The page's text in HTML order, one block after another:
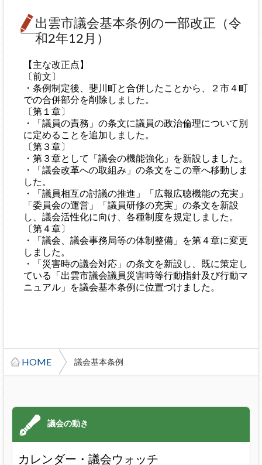
出雲市議会基本条例の一部改正（令
和2年12月）
【主な改正点】
〔前文〕
・条例制定後、斐川町と合併したことから、２市４町
での合併部分を削除しました。
〔第１章〕
・「議員の責務」の条文に議員の政治倫理について別
に定めることを追加しました。
〔第３章〕
・第３章として「議会の機能強化」を新設しました。
・「議会改革への取組み」の条文をこの章へ移動しま
した。
・「議員相互の討議の推進」「広報広聴機能の充実」
「委員会の運営」「議員研修の充実」の条文を新設
し、議会活性化に向け、各種制度を規定しました。
〔第４章〕
・「議会、議会事務局等の体制整備」を第４章に変更
しました。
・「災害時の議会対応」の条文を新設し、既に策定し
ている「出雲市議会議員災害時等行動指針及び行動マ
ニュアル」を議会基本条例に位置づけました。
HOME 議会基本条例
カレンダー・議会ウォッチ